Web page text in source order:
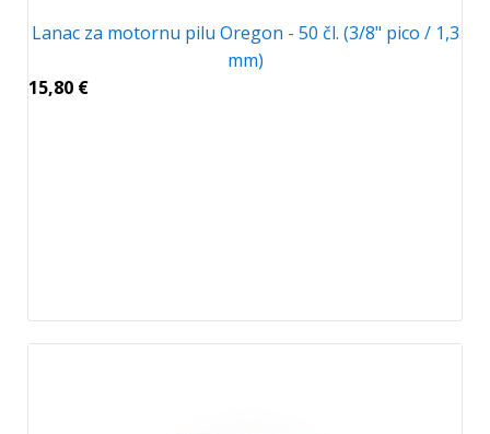
Lanac za motornu pilu Oregon - 50 čl. (3/8" pico / 1,3
mm)
15,80 €